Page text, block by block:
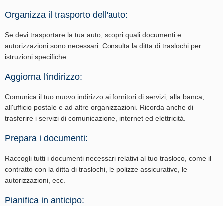
Organizza il trasporto dell'auto:
Se devi trasportare la tua auto, scopri quali documenti e
autorizzazioni sono necessari. Consulta la ditta di traslochi per
istruzioni specifiche.
Aggiorna l'indirizzo:
Comunica il tuo nuovo indirizzo ai fornitori di servizi, alla banca,
all'ufficio postale e ad altre organizzazioni. Ricorda anche di
trasferire i servizi di comunicazione, internet ed elettricità.
Prepara i documenti:
Raccogli tutti i documenti necessari relativi al tuo trasloco, come il
contratto con la ditta di traslochi, le polizze assicurative, le
autorizzazioni, ecc.
Pianifica in anticipo: